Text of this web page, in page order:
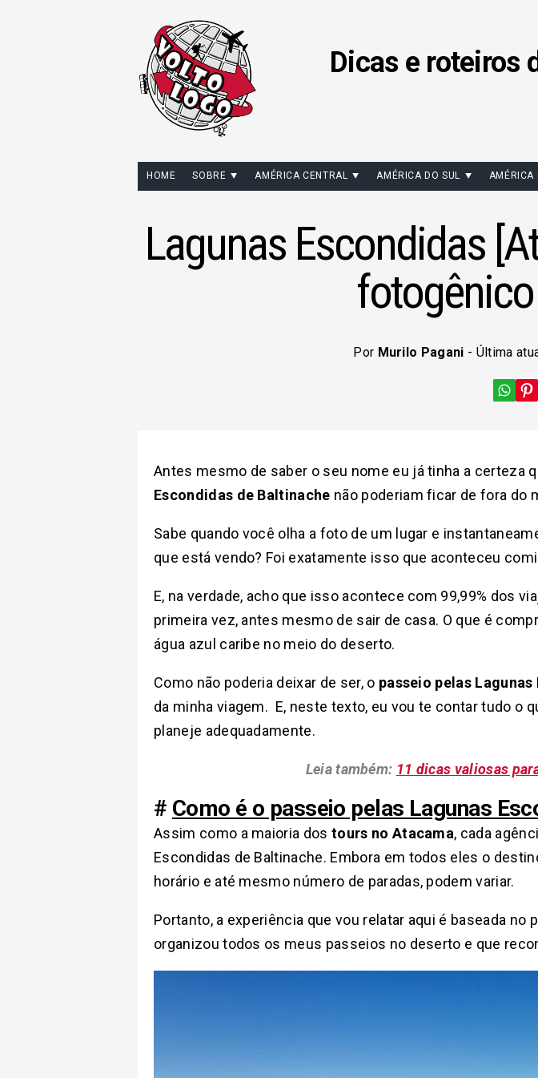
Dicas e roteiros
HOME SOBRE AMÉRICA CENTRAL AMÉRICA DO SUL AMÉRICA
Lagunas Escondidas
Por Murilo Pagani - Última
Antes mesmo de saber o seu nome eu já tinha a certeza
Escondidas de Baltinache não poderiam ficar de fora do
Sabe quando você olha a foto de um lugar e
que está vendo? Foi exatamente isso que aconteceu
E, na verdade, acho que isso acontece com 99,99% dos
primeira vez, antes mesmo de sair de casa. O que é
água azul caribe no meio do deserto.
Como não poderia deixar de ser, o passeio pelas
da minha viagem. E, neste texto, eu vou te contar tudo o
planeje adequadamente.
Leia também: 11 dicas valiosas
# Como é o passeio pelas Lagunas
Assim como a maioria dos tours no Atacama, cada
Escondidas de Baltinache. Embora em todos eles o
horário e até mesmo número de paradas, podem variar.
Portanto, a experiência que vou relatar aqui é baseada no
organizou todos os meus passeios no deserto e que